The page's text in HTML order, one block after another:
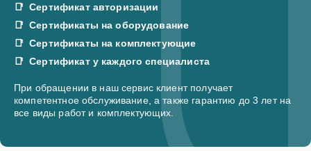
Сертификат авторизации
Сертификаты на оборудование
Сертификаты на комплектующие
Сертификат у каждого специалиста
При обращении в наш сервис клиент получает
компетентное обслуживание, а также гарантию до 3 лет на
все виды работ и комплектующих.